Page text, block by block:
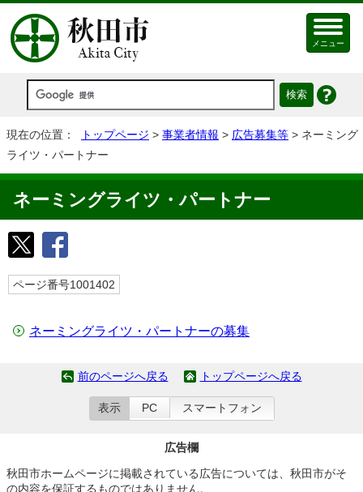
メニュー
現在の位置： トップページ > 事業者情報 > 広告募集等 > ネーミング
ライツ・パートナー
ネーミングライツ・パートナー
ページ番号1001402
ネーミングライツ・パートナーの募集
前のページへ戻る トップページへ戻る
表示 PC スマートフォン
広告欄
秋田市ホームページに掲載されている広告については、秋田市がそ
の内容を保証するものではありません。